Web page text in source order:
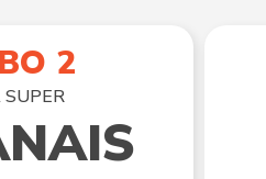
2